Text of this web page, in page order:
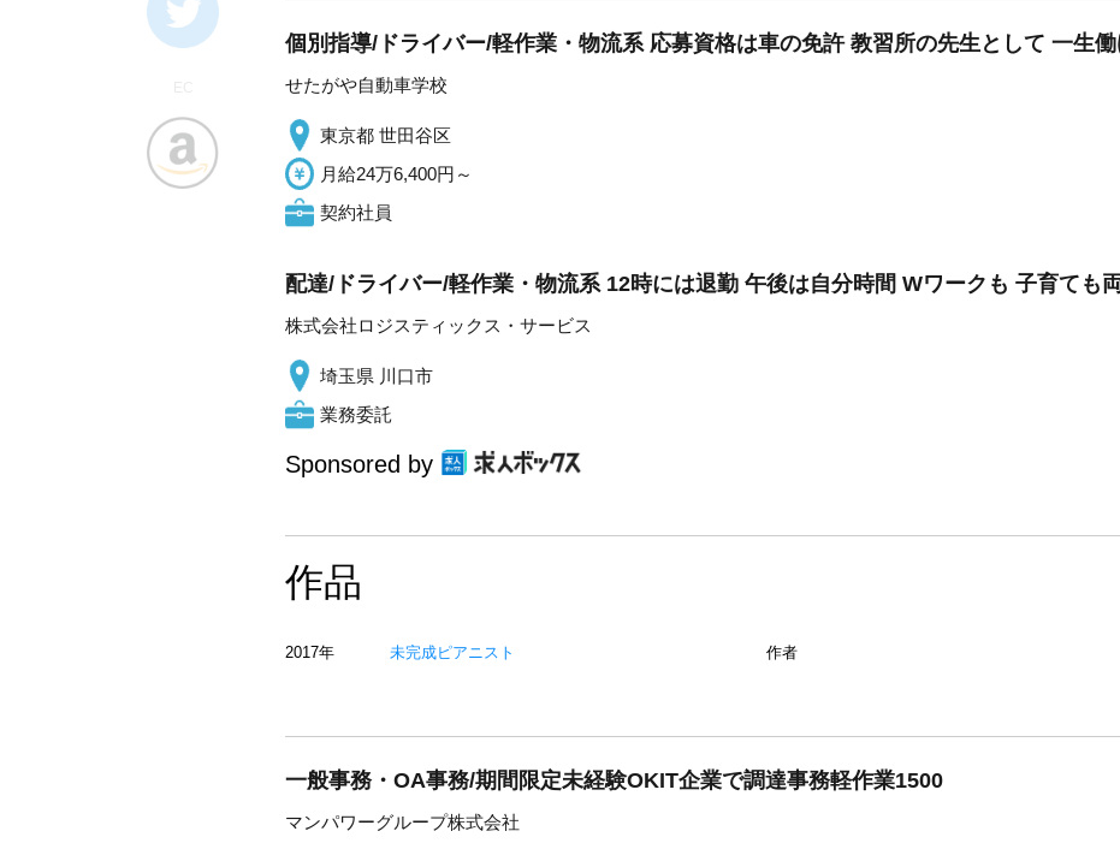
個別指導/ドライバー/軽作業・物流系 応募資格は車の免許 教習所の先生として 一生働
せたがや自動車学校
東京都 世田谷区
月給24万6,400円～
契約社員
配達/ドライバー/軽作業・物流系 12時には退勤 午後は自分時間 Wワークも 子育ても
株式会社ロジスティックス・サービス
埼玉県 川口市
業務委託
Sponsored by
作品
2017年 未完成ピアニスト 作者
一般事務・OA事務/期間限定未経験OKIT企業で調達事務軽作業1500
マンパワーグループ株式会社